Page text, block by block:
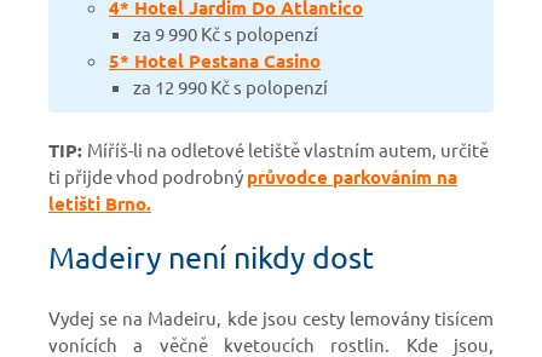
4* Hotel Jardim Do Atlantico
za 9 990 Kč s polopenzí
5* Hotel Pestana Casino
za 12 990 Kč s polopenzí
TIP: Míříš-li na odletové letiště vlastním autem, určitě
ti přijde vhod podrobný průvodce parkováním na
letišti Brno.
Madeiry není nikdy dost
Vydej se na Madeiru, kde jsou cesty lemovány tisícem
vonících a věčně kvetoucích rostlin. Kde jsou,